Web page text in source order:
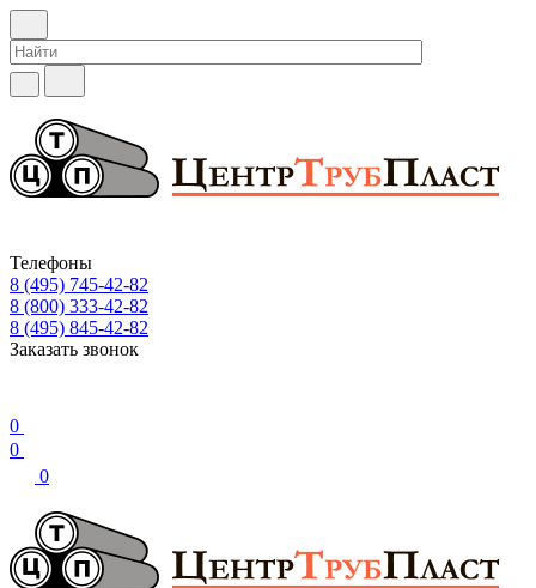
Телефоны
8 (495) 745-42-82
8 (800) 333-42-82
8 (495) 845-42-82
Заказать звонок
0
0
0